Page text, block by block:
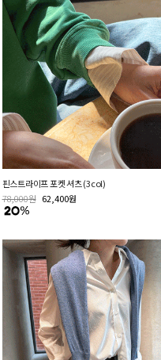
핀스트라이프 포켓 셔츠 (3col)
78,000원 62,400원